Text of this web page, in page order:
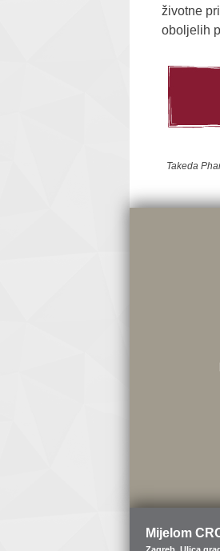
životne
oboljelih
Takeda
Mijelom